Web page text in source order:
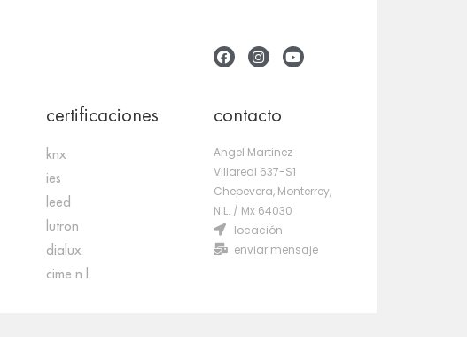
certificaciones
knx
ies
leed
lutron
dialux
cime n.l.
contacto
Angel Martinez
Villareal 637-S1
Chepevera, Monterrey,
N.L. / Mx 64030
locación
enviar mensaje